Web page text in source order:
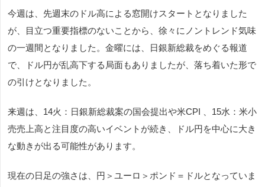
今週は、先週末のドル高による窓開けスタートとなりました
が、目立つ重要指標のないことから、徐々にノントレンド気味
の一週間となりました。金曜には、日銀新総裁をめぐる報道
で、ドル円が乱高下する局面もありましたが、落ち着いた形で
の引けとなりました。
来週は、 14火：日銀新総裁案の国会提出や米CPI 、15水：米小
売売上高と注目度の高いイベントが続き、ドル円を中心に大き
な動きが出る可能性があります。
現在の日足の強さは、円＞ユーロ＞ポンド＝ドルとなっていま